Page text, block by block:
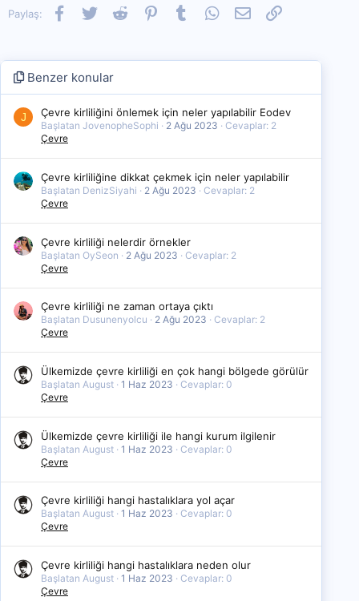
Paylaş: Facebook
TwitterReddit PinterestTumblrWhatsApp
E-postaLink
Benzer konular
J Çevre kirliliğini önlemek için neler yapılabilir Eodev
Başlatan JovenopheSophi 2 Ağu 2023
Cevaplar: 2
Çevre
Çevre kirliliğine dikkat çekmek için neler yapılabilir
Başlatan DenizSiyahi 2 Ağu 2023
Cevaplar: 2
Çevre
Çevre kirliliği nelerdir örnekler
Başlatan OySeon 2 Ağu 2023
Cevaplar: 2
Çevre
Çevre kirliliği ne zaman ortaya çıktı
Başlatan Dusunenyolcu 2 Ağu 2023
Cevaplar: 2
Çevre
Ülkemizde çevre kirliliği en çok hangi bölgede görülür
Başlatan August 1 Haz 2023
Cevaplar: 0
Çevre
Ülkemizde çevre kirliliği ile hangi kurum ilgilenir
Başlatan August 1 Haz 2023
Cevaplar: 0
Çevre
Çevre kirliliği hangi hastalıklara yol açar
Başlatan August 1 Haz 2023
Cevaplar: 0
Çevre
Çevre kirliliği hangi hastalıklara neden olur
Başlatan August 1 Haz 2023
Cevaplar: 0
Çevre